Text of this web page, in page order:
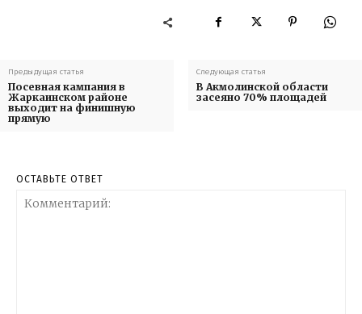
Предыдущая статья
Посевная кампания в
Жаркаинском районе
выходит на финишную
прямую
Следующая статья
В Акмолинской области
засеяно 70% площадей
ОСТАВЬТЕ ОТВЕТ